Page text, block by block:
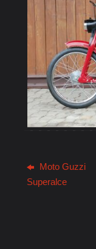
Moto Guzzi
Superalce